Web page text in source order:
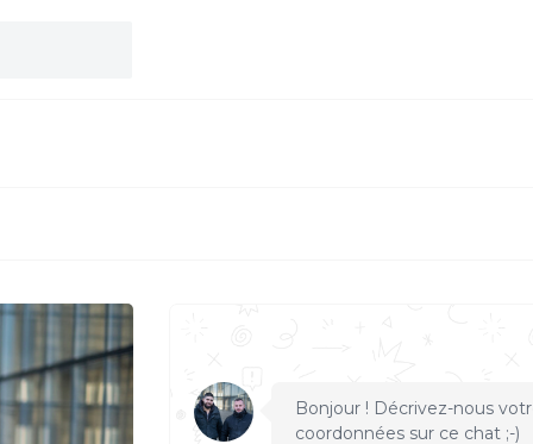
Bonjour ! Décrivez-nous
coordonnées sur ce chat ;-)